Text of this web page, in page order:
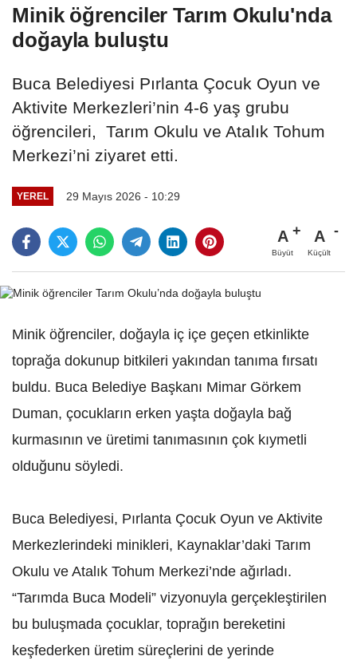
Minik öğrenciler Tarım Okulu'nda
doğayla buluştu
Buca Belediyesi Pırlanta Çocuk Oyun ve
Aktivite Merkezleri’nin 4-6 yaş grubu
öğrencileri, Tarım Okulu ve Atalık Tohum
Merkezi’ni ziyaret etti.
YEREL 29 Mayıs 2026 - 10:29
A
Büyüt
A
Küçült
Minik öğrenciler, doğayla iç içe geçen etkinlikte
toprağa dokunup bitkileri yakından tanıma fırsatı
buldu. Buca Belediye Başkanı Mimar Görkem
Duman, çocukların erken yaşta doğayla bağ
kurmasının ve üretimi tanımasının çok kıymetli
olduğunu söyledi.
Buca Belediyesi, Pırlanta Çocuk Oyun ve Aktivite
Merkezlerindeki minikleri, Kaynaklar’daki Tarım
Okulu ve Atalık Tohum Merkezi’nde ağırladı.
“Tarımda Buca Modeli” vizyonuyla gerçekleştirilen
bu buluşmada çocuklar, toprağın bereketini
keşfederken üretim süreçlerini de yerinde